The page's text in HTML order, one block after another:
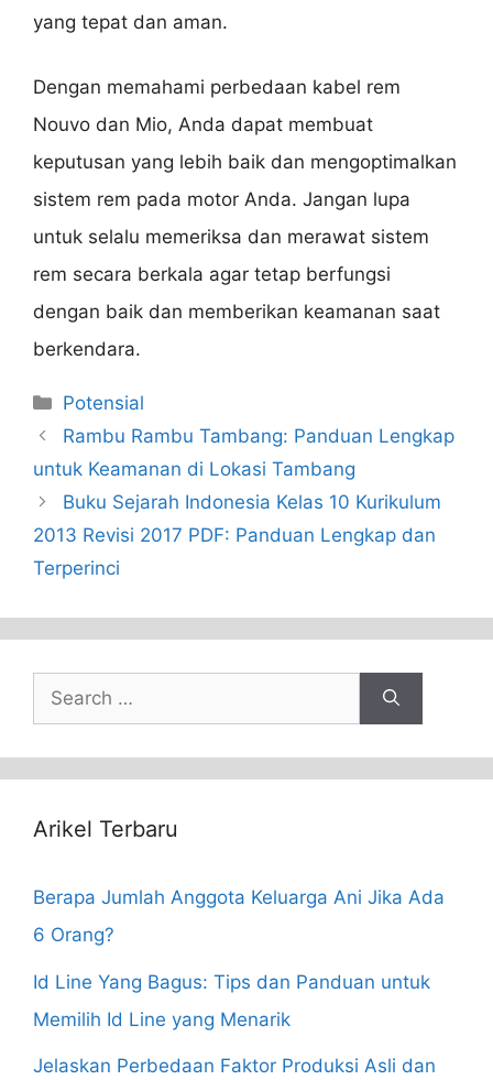
yang tepat dan aman.
Dengan memahami perbedaan kabel rem
Nouvo dan Mio, Anda dapat membuat
keputusan yang lebih baik dan mengoptimalkan
sistem rem pada motor Anda. Jangan lupa
untuk selalu memeriksa dan merawat sistem
rem secara berkala agar tetap berfungsi
dengan baik dan memberikan keamanan saat
berkendara.
Categories
Potensial
Rambu Rambu Tambang: Panduan Lengkap
untuk Keamanan di Lokasi Tambang
Buku Sejarah Indonesia Kelas 10 Kurikulum
2013 Revisi 2017 PDF: Panduan Lengkap dan
Terperinci
Search
for:
Arikel Terbaru
Berapa Jumlah Anggota Keluarga Ani Jika Ada
6 Orang?
Id Line Yang Bagus: Tips dan Panduan untuk
Memilih Id Line yang Menarik
Jelaskan Perbedaan Faktor Produksi Asli dan